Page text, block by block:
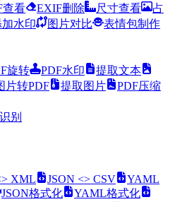
查看 EXIF删除 尺寸查看
占
水印 图片对比
表情包制作
旋转 PDF水印
提取文本
片转PDF 提取图片
PDF压缩
别
XML JSON <> CSV
YAML
JSON格式化
YAML格式化